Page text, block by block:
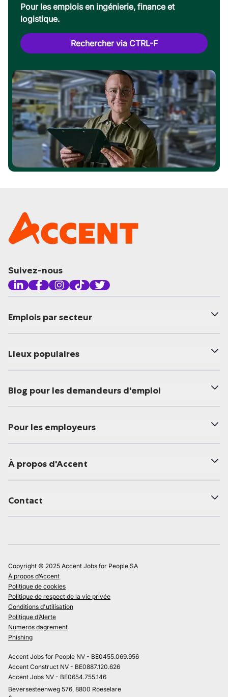
Pour les emplois en ingénierie, finance et
logistique.
Rechercher via CTRL-F
Suivez-nous
Emplois par secteur
Lieux populaires
Blog pour les demandeurs d'emploi
Pour les employeurs
À propos d'Accent
Contact
Copyright © 2025 Accent Jobs for People SA
À propos d’Accent
Politique de cookies
Politique de respect de la vie privée
Conditions d'utilisation
Politique d’Alerte
Numeros dagrement
Phishing
Accent Jobs for People NV - BE0455.069.956
Accent Construct NV - BE0887.120.626
Accent Jobs NV - BE0654.755.146
Beversesteenweg 576, 8800 Roeselare